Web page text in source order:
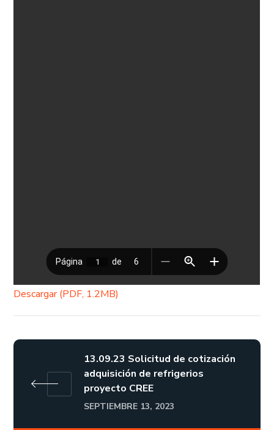
Descargar (PDF, 1.2MB)
13.09.23 Solicitud de cotización
adquisición de refrigerios
proyecto CREE
SEPTIEMBRE 13, 2023